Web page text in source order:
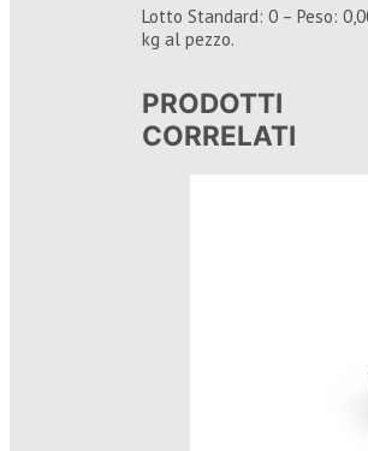
Lotto Standard: 0 – Peso:
kg al pezzo.
PRODOTTI
CORRELATI